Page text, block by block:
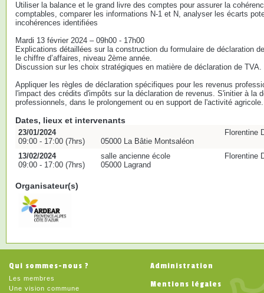
Utiliser la balance et le grand livre des comptes pour assurer la
comptables, comparer les informations N-1 et N, analyser les écarts
incohérences identifiées
Mardi 13 février 2024 – 09h00 - 17h00
Explications détaillées sur la construction du formulaire de déclaration
le chiffre d’affaires, niveau 2ème année.
Discussion sur les choix stratégiques en matière de déclaration de TVA.
Appliquer les règles de déclaration spécifiques pour les revenus
l'impact des crédits d'impôts sur la déclaration de revenus. S'initier à la
professionnels, dans le prolongement ou en support de l'activité agricole.
Dates, lieux et intervenants
23/01/2024
09:00 - 17:00 (7hrs)
05000 La Bâtie Montsaléon
Florentine
13/02/2024
09:00 - 17:00 (7hrs)
salle ancienne école
05000 Lagrand
Florentine
Organisateur(s)
Qui sommes-nous ?
Les membres
Une vision commune
Administration
Mentions légales